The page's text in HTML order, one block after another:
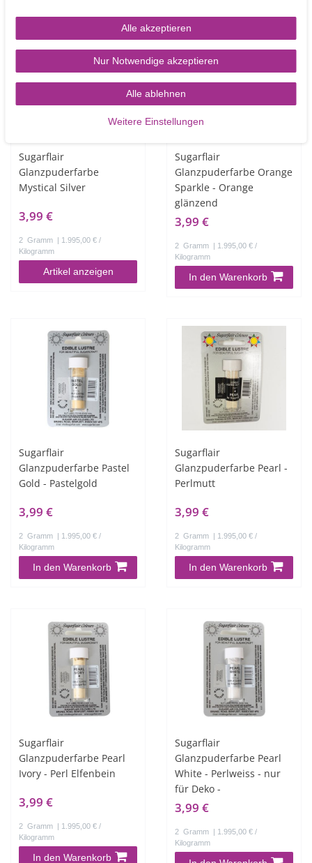
Sugarflair
Glanzpuderfarbe
Mystical Silver
3,99 €
2 Gramm | 1.995,00 € /
Kilogramm
Artikel anzeigen
Sugarflair
Glanzpuderfarbe Orange
Sparkle - Orange
glänzend
3,99 €
2 Gramm | 1.995,00 € /
Kilogramm
In den Warenkorb
Sugarflair
Glanzpuderfarbe Pastel
Gold - Pastelgold
3,99 €
2 Gramm | 1.995,00 € /
Kilogramm
In den Warenkorb
Sugarflair
Glanzpuderfarbe Pearl -
Perlmutt
3,99 €
2 Gramm | 1.995,00 € /
Kilogramm
In den Warenkorb
Sugarflair
Glanzpuderfarbe Pearl
Ivory - Perl Elfenbein
3,99 €
2 Gramm | 1.995,00 € /
Kilogramm
In den Warenkorb
Sugarflair
Glanzpuderfarbe Pearl
White - Perlweiss - nur
für Deko -
3,99 €
2 Gramm | 1.995,00 € /
Kilogramm
Alle akzeptieren
Nur Notwendige akzeptieren
Alle ablehnen
Weitere Einstellungen